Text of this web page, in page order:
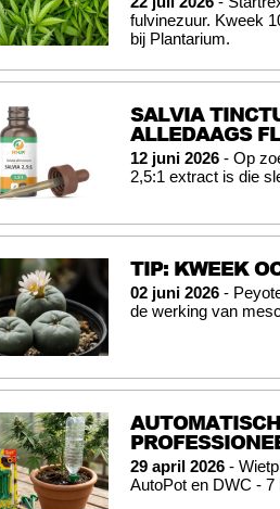
fulvinezuur. Kweek
bij Plantarium.
SALVIA
ALLEDAAGS
12 juni 2026 - Op
2,5:1 extract is die
TIP: KWEEK
02 juni 2026 -
de werking van
29 april 2026 -
AutoPot en DWC -